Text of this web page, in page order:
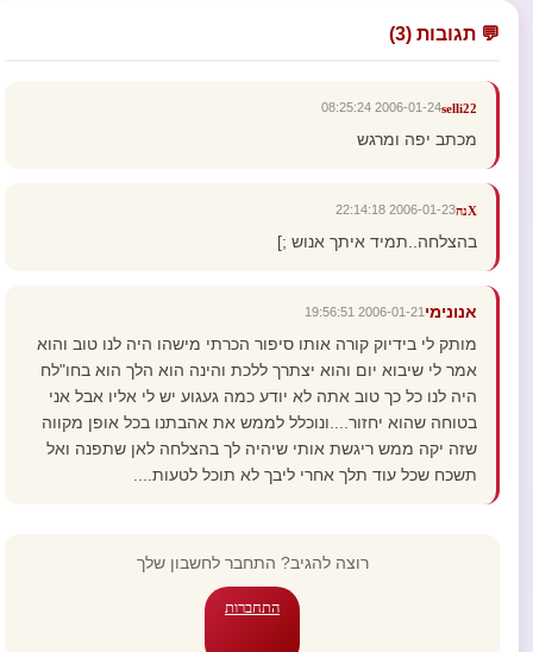
💬 תגובות (3)
selli22
2006-01-24 08:25:24
מכתב יפה ומרגש
Xנה 2006-01-23 22:14:18
בהצלחה..תמיד איתך אנוש ;]
אנונימי 2006-01-21 19:56:51
מותק לי בידיוק קורה אותו סיפור הכרתי מישהו היה לנו טוב והוא
אמר לי שיבוא יום והוא יצתרך ללכת והינה הוא הלך הוא בחו"לח
היה לנו כל כך טוב אתה לא יודע כמה געגוע יש לי אליו אבל אני
בטוחה שהוא יחזור....ונוכלל לממש את אהבתנו בכל אופן מקווה
שזה יקה ממש ריגשת אותי שיהיה לך בהצלחה לאן שתפנה ואל
תשכח שכל עוד תלך אחרי ליבך לא תוכל לטעות....
רוצה להגיב? התחבר לחשבון שלך
התחברות